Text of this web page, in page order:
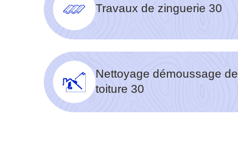
Travaux de zinguerie 30
Nettoyage démoussage de
toiture 30